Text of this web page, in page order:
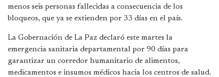
menos seis personas fallecidas a consecuencia de los
bloqueos, que ya se extienden por 33 días en el país.
La Gobernación de La Paz declaró este martes la
emergencia sanitaria departamental por 90 días para
garantizar un corredor humanitario de alimentos,
medicamentos e insumos médicos hacia los centros de salud.